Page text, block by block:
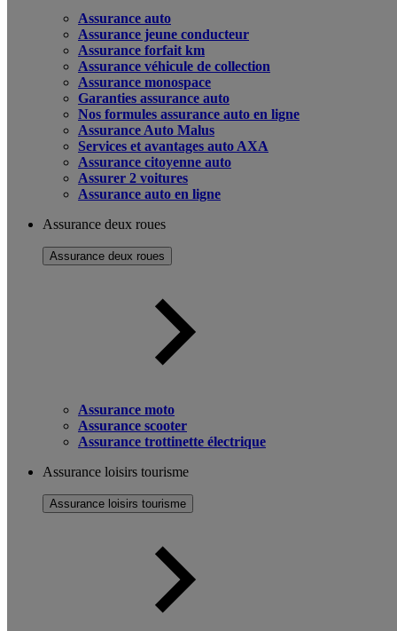
Assurance auto
Assurance jeune conducteur
Assurance forfait km
Assurance véhicule de collection
Assurance monospace
Garanties assurance auto
Nos formules assurance auto en ligne
Assurance Auto Malus
Services et avantages auto AXA
Assurance citoyenne auto
Assurer 2 voitures
Assurance auto en ligne
Assurance deux roues
Assurance deux roues
Assurance moto
Assurance scooter
Assurance trottinette électrique
Assurance loisirs tourisme
Assurance loisirs tourisme